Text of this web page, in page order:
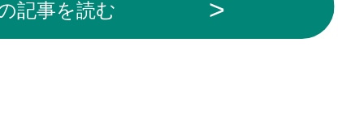
記事を読む